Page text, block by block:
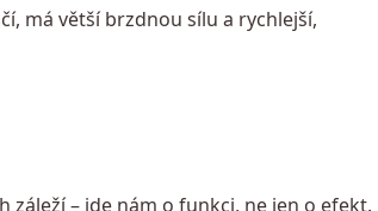
má větší brzdnou sílu a rychlejší,
záleží – jde nám o funkci, ne jen o efekt.